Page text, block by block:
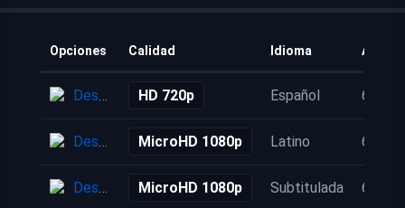
Opciones Calidad Idioma
Descarga HD 720p Español 6 años
Descarga MicroHD 1080p Latino 6 años
Descarga MicroHD 1080p Subtitulada 6 años